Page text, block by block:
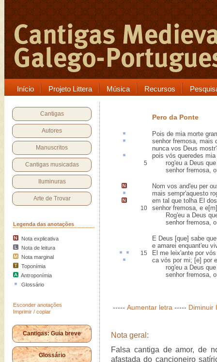
Início Projeto Littera Música Recursos
Cantigas
Autores
Manuscritos
Cantigas musicadas
Iluminuras
Arte de Trovar
Legenda das anotações
Nota explicativa
Nota de leitura
Nota marginal
Toponímia
Antroponímia
Glossário
Esconder anotações
Imprimir / copiar
Cantigas: Guia breve
Glossário
Pero da Ponte
Pois de mia morte
senhor fremosa, mais
nunca vos Deus
pois vós queredes
5
rog'eu a Deus que
senhor fremosa, o
Nom vos and'eu per
mais sempr'aquesto
em tal que tolha El
10
senhor fremosa, e
Rog'eu a Deus que
senhor fremosa, o
E Deus [que] sabe
e amarei enquant'eu
15 El me leix'ante por
ca vós por mi; [e] por
rog'eu a Deus que
senhor fremosa, o
----- Aumentar letra ----- Diminuir
Nota geral:
Falsa cantiga de amor, de
afastada do cancioneiro